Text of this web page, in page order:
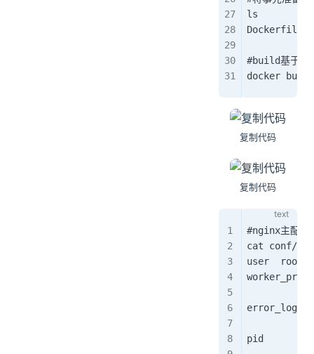
ls
Dockerfile
#build基于
docker
复制代码
复制代码
#nginx主配置
cat conf/
user  root;
error_log
pid